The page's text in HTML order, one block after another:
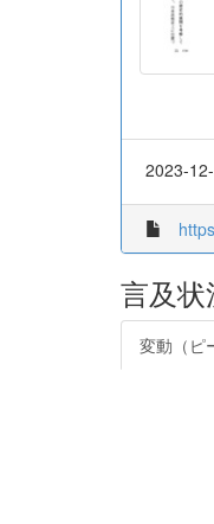
2023-
言及状
変動（ピ